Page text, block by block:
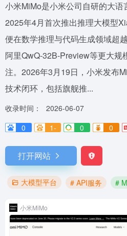
小米MiMo是小米公司自研的大
2025年4月首次推出推理大模型
便在数学推理与代码生成领域超
阿里QwQ-32B-Preview等更大规
注。2026年3月19日，小米发布
技术闭环，包括旗舰推...
收录时间：
2026-06-07
0
1- 0 0
打开网站
大模型平台 # API服务 #
小米MiMo